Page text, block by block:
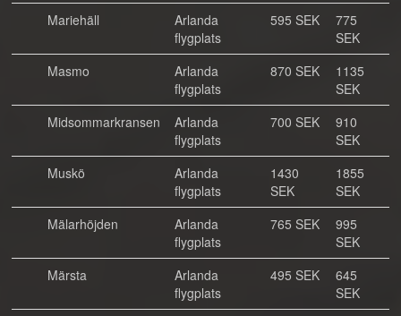
Mariehäll
Arlanda
flygplats
595 SEK
775
SEK
Masmo
Arlanda
flygplats
870 SEK
1135
SEK
Midsommarkransen
Arlanda
flygplats
700 SEK
910
SEK
Muskö
Arlanda
flygplats
1430
SEK
1855
SEK
Mälarhöjden
Arlanda
flygplats
765 SEK
995
SEK
Märsta
Arlanda
flygplats
495 SEK
645
SEK